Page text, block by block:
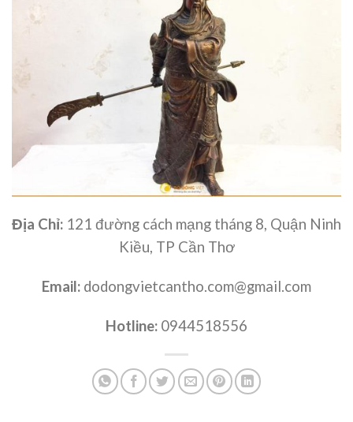
Địa Chỉ: 121 đường cách mạng tháng 8, Quận Ninh
Kiều, TP Cần Thơ
Email: dodongvietcantho.com@gmail.com
Hotline: 0944518556